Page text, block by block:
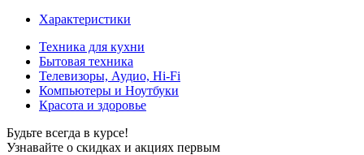
Характеристики
Техника для кухни
Бытовая техника
Телевизоры, Аудио, Hi-Fi
Компьютеры и Ноутбуки
Красота и здоровье
Будьте всегда в курсе!
Узнавайте о скидках и акциях первым